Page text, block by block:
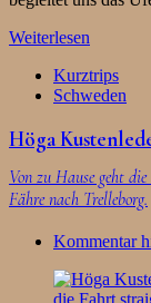
Weiterlesen
Kurztrips
Schweden
Höga
Von zu Hause geht
Fähre nach Trelleborg.
Kommentar